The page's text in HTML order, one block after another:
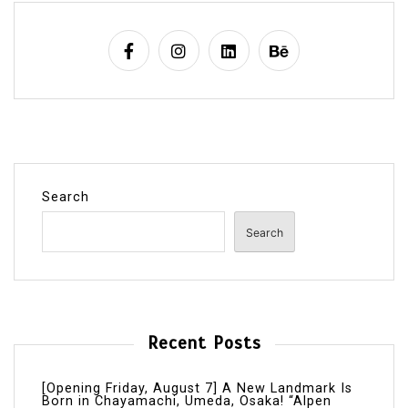
Search
Search
Recent Posts
[Opening Friday, August 7] A New Landmark Is
Born in Chayamachi, Umeda, Osaka! “Alpen